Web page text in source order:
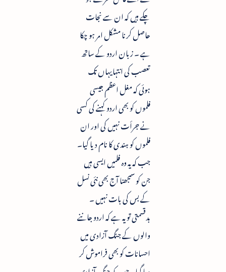
چکے ہیں کہ ان سے نجات
حاصل کرنا مشکل امر ہو چکا
ہے ۔ زبان اردو کے ساتھ
تعصب کی انتہایہاں تک
ہوئی کہ مغل اعظم جیسی
فلموں کو بھی اردو کہنے کی کسی
نے جرأت نہیں کی اور ان
فلموں کو ہندی کا نام دیا گیا۔
جب کہ یہ وہ فلمیں ایسی ہیں
جن کو سمجھنا آج بھی نئی نسل
کے بس کی بات نہیں ۔
بدقسمتی تویہ ہے کہ اردو جاننے
والوں کے جنگ آزادی میں
احسانات کو بھی فراموش کر